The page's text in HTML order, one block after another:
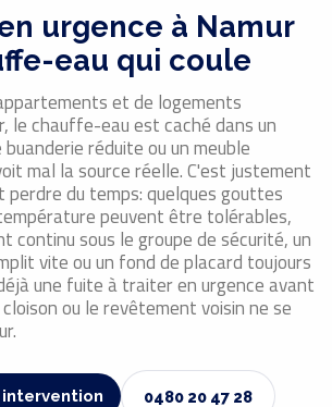
urgence à Namur
eau qui coule
et de logements
le chauffe-eau est caché dans un
réduite ou un meuble
mal la source réelle. C'est justement
du temps: quelques gouttes
peuvent être tolérables,
continu sous le groupe de sécurité, un
vite ou un fond de placard toujours
une fuite à traiter en urgence avant
ou le revêtement voisin ne se
intervention 0480 20 47 28